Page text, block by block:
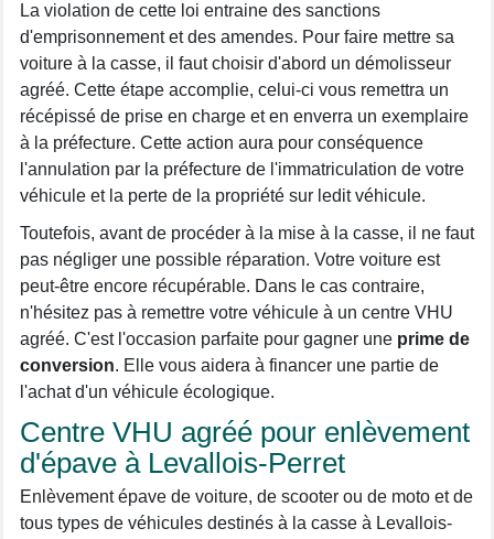
La violation de cette loi entraine des sanctions
d'emprisonnement et des amendes. Pour faire mettre sa
voiture à la casse, il faut choisir d'abord un démolisseur
agréé. Cette étape accomplie, celui-ci vous remettra un
récépissé de prise en charge et en enverra un exemplaire
à la préfecture. Cette action aura pour conséquence
l'annulation par la préfecture de l'immatriculation de votre
véhicule et la perte de la propriété sur ledit véhicule.
Toutefois, avant de procéder à la mise à la casse, il ne faut
pas négliger une possible réparation. Votre voiture est
peut-être encore récupérable. Dans le cas contraire,
n'hésitez pas à remettre votre véhicule à un centre VHU
agréé. C'est l'occasion parfaite pour gagner une prime de
conversion. Elle vous aidera à financer une partie de
l'achat d'un véhicule écologique.
Centre VHU agréé pour enlèvement
d'épave à Levallois-Perret
Enlèvement épave de voiture, de scooter ou de moto et de
tous types de véhicules destinés à la casse à Levallois-